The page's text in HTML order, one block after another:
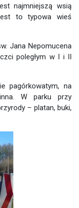
najmniejszą wsią
to typowa wieś
Jana Nepomucena
poległym w I i II
pagórkowatym, na
W parku przy
– platan, buki,